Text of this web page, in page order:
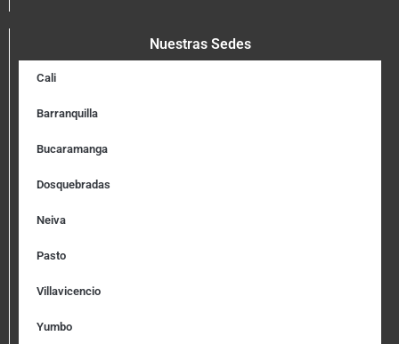
Nuestras Sedes
Cali
Barranquilla
Bucaramanga
Dosquebradas
Neiva
Pasto
Villavicencio
Yumbo